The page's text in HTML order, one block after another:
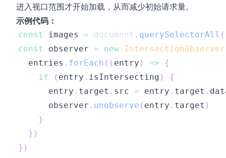
进入视口范围才开始加载，从而减少初始请求量。
示例代码：
const images = document . querySelectorAll (
const
observer = new IntersectionObserver
  entries
. forEach ( ( entry ) =>
{
if
( entry . isIntersecting )
{
      entry
. target . src = entry . target .
      observer
. unobserve ( entry . target )
}
} )
} )